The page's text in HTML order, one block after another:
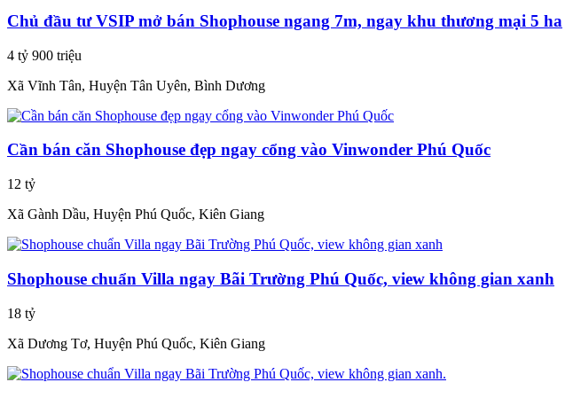
Chủ đầu tư VSIP mở bán Shophouse ngang 7m, ngay khu thương mại 5 ha
4 tỷ 900 triệu
Xã Vĩnh Tân, Huyện Tân Uyên, Bình Dương
Cần bán căn Shophouse đẹp ngay cổng vào Vinwonder Phú Quốc
12 tỷ
Xã Gành Dầu, Huyện Phú Quốc, Kiên Giang
Shophouse chuẩn Villa ngay Bãi Trường Phú Quốc, view không gian xanh
18 tỷ
Xã Dương Tơ, Huyện Phú Quốc, Kiên Giang